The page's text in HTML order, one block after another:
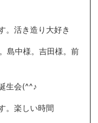
。活き造り大好き
島中様。吉田様。前
生会(^^♪
。楽しい時間